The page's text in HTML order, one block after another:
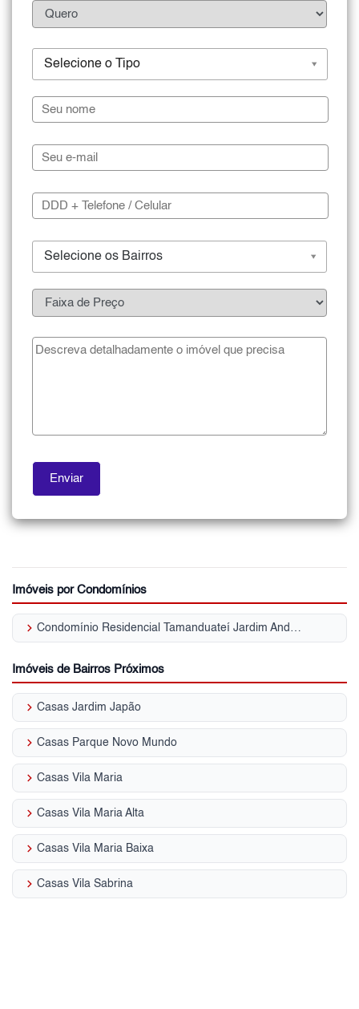
Selecione o Tipo
Selecione os Bairros
Imóveis por Condomínios
keyboard_arrow_right Condomínio Residencial Tamanduateí Jardim Andaraí
Imóveis de Bairros Próximos
keyboard_arrow_right Casas Jardim Japão
keyboard_arrow_right Casas Parque Novo Mundo
keyboard_arrow_right Casas Vila Maria
keyboard_arrow_right Casas Vila Maria Alta
keyboard_arrow_right Casas Vila Maria Baixa
keyboard_arrow_right Casas Vila Sabrina